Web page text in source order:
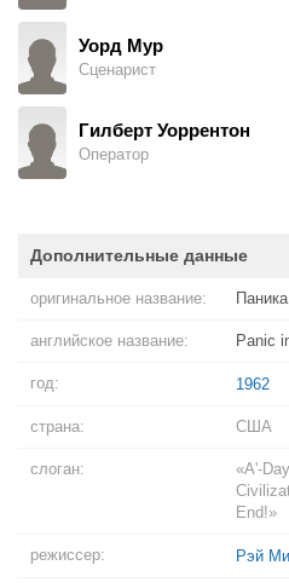
Уорд Мур
Сценарист
Гилберт Уоррентон
Оператор
Дополнительные данные
оригинальное название:
английское название: Panic
год: 1962
страна: США
слоган:
«A'-
End!»
режиссер: Рэй